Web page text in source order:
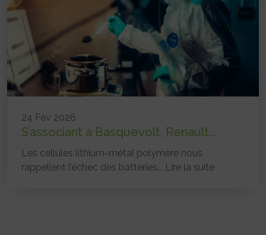
24 Fév 2026
S’associant à Basquevolt, Renault...
Les cellules lithium-métal polymère nous
rappellent l’échec des batteries... Lire la suite